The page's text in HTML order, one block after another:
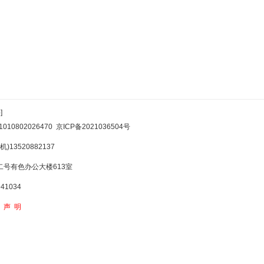
京ICP备2021036504号
)13520882137
号有色办公大楼613室
明